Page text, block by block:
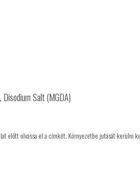
Salt (MGDA)
előtt olvassa el a címkét. Környezetbe jutását